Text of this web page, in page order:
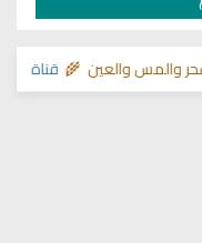
قناة وشفاءوالعين 🌾